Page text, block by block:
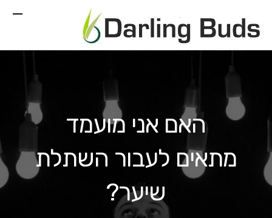
האם אני מועמד
מתאים לעבור השתלת
שיער?